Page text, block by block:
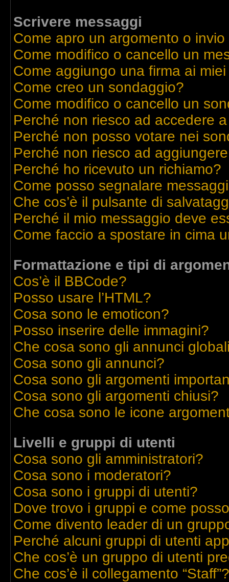
Scrivere messaggi
Come apro un argomento o
Come modifico o cancello un
Come aggiungo una firma ai
Come creo un sondaggio?
Come modifico o cancello un
Perché non riesco ad accedere
Perché non posso votare nei
Perché non riesco ad
Perché ho ricevuto un richiamo?
Come posso segnalare
Che cos’è il pulsante di
Perché il mio messaggio deve
Come faccio a spostare in cima
Formattazione e tipi di
Cos’è il BBCode?
Posso usare l’HTML?
Cosa sono le emoticon?
Posso inserire delle immagini?
Che cosa sono gli annunci
Cosa sono gli annunci?
Cosa sono gli argomenti
Cosa sono gli argomenti chiusi?
Che cosa sono le icone
Livelli e gruppi di utenti
Cosa sono gli amministratori?
Cosa sono i moderatori?
Cosa sono i gruppi di utenti?
Dove trovo i gruppi e come
Come divento leader di un
Perché alcuni gruppi di utenti
Che cos’è un gruppo di utenti
Che cos’è il collegamento “Staff”?